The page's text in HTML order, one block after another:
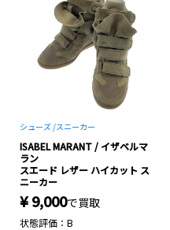
シューズ /スニーカー
ISABEL MARANT / イザベルマ
ラン
スエード レザー ハイカット ス
ニーカー
¥ 9,000で買取
状態評価：B